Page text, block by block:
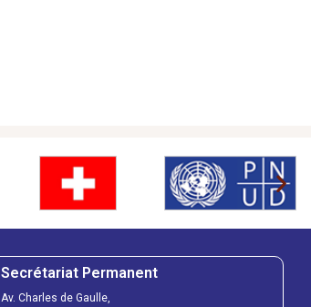
Secrétariat Permanent
Av. Charles de Gaulle,